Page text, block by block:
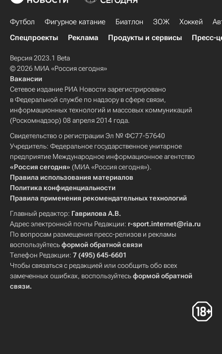
Футбол Фигурное катание Биатлон ЗОЖ Хоккей
Спецпроекты
Реклама Продукты и сервисы Пресс-
Версия 2023.1 Beta
© 2026 МИА «Россия сегодня»
Вакансии
Сетевое издание РИА Новости зарегистрировано
в Федеральной службе по надзору в сфере связи,
информационных технологий и массовых коммуникаций
(Роскомнадзор) 08 апреля 2014 года.
Свидетельство о регистрации Эл № ФС77-57640
Учредитель: Федеральное государственное унитарное
предприятие Международное информационное агентство
«Россия сегодня» (МИА «Россия сегодня»).
Правила использования материалов
Политика конфиденциальности
Правила применения рекомендательных технологий
Главный редактор: Гаврилова А.В.
Адрес электронной почты Редакции: r-sport.internet@ria.ru
По вопросам размещения пресс-релизов и рекламы
воспользуйтесьформой обратной связи
Телефон Редакции: 7 (495) 645-6601
Чтобы связаться с редакцией или сообщить обо всех
замеченных ошибках, воспользуйтесьформой обратной
связи.